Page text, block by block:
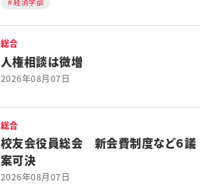
総合
人権相談は微増
2026年08月07日
総合
校友会役員総会 新会費制度など６議
案可決
2026年08月07日